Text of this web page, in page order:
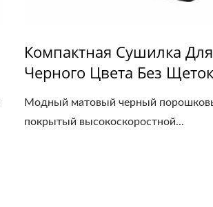
Компактная Сушилка
Черного Цвета Без Щеток
Модный матовый черный
покрытый высокоскоростной...